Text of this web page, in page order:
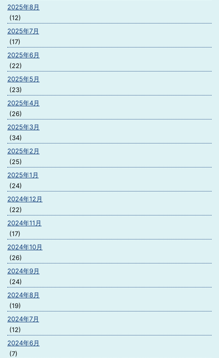
2025年8月
(12)
2025年7月
(17)
2025年6月
(22)
2025年5月
(23)
2025年4月
(26)
2025年3月
(34)
2025年2月
(25)
2025年1月
(24)
2024年12月
(22)
2024年11月
(17)
2024年10月
(26)
2024年9月
(24)
2024年8月
(19)
2024年7月
(12)
2024年6月
(7)